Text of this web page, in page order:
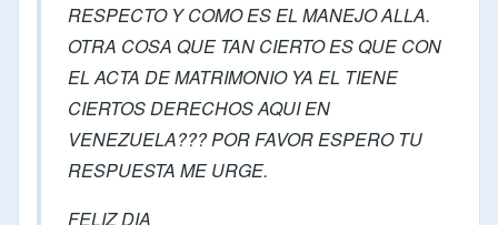
RESPECTO Y COMO ES EL MANEJO ALLA.
OTRA COSA QUE TAN CIERTO ES QUE CON
EL ACTA DE MATRIMONIO YA EL TIENE
CIERTOS DERECHOS AQUI EN
VENEZUELA??? POR FAVOR ESPERO TU
RESPUESTA ME URGE.
FELIZ DIA